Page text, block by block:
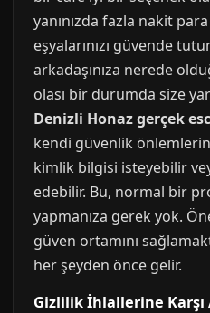
yanınızda fazla nakit
eşyalarınızı güvende
arkadaşınıza nerede
olası bir durumda size
Denizli Honaz gerçek
kendi güvenlik
kimlik bilgisi isteyebilir
edebilir. Bu, normal bir
yapmanıza gerek yok.
güven ortamını
her şeyden önce gelir.
Gizlilik İhlallerine Karşı